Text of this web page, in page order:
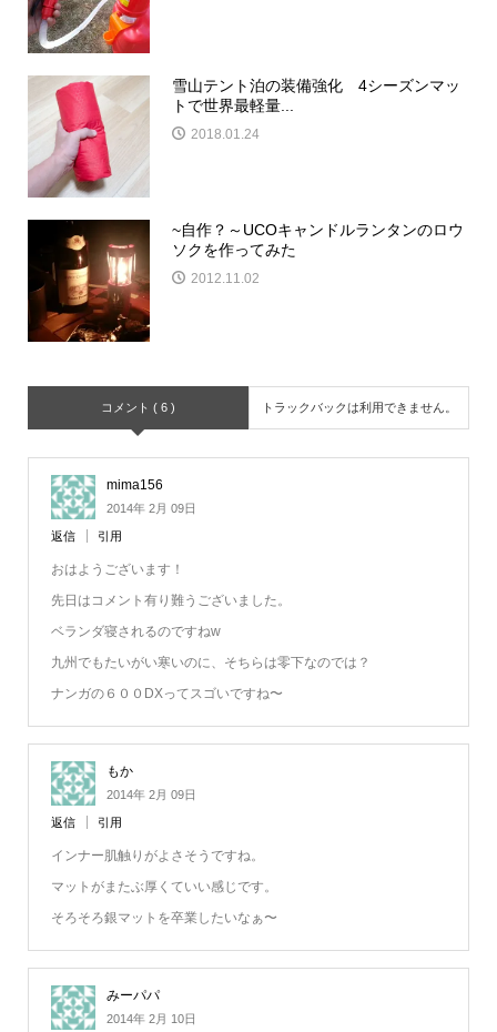
雪山テント泊の装備強化 4シーズンマッ
トで世界最軽量...
2018.01.24
~自作？～UCOキャンドルランタンのロウ
ソクを作ってみた
2012.11.02
コメント ( 6 ) トラックバックは利用できません。
mima156
2014年 2月 09日
返信 引用
おはようございます！
先日はコメント有り難うございました。
ベランダ寝されるのですねw
九州でもたいがい寒いのに、そちらは零下なのでは？
ナンガの６００DXってスゴいですね〜
もか
2014年 2月 09日
返信 引用
インナー肌触りがよさそうですね。
マットがまたぶ厚くていい感じです。
そろそろ銀マットを卒業したいなぁ〜
みーパパ
2014年 2月 10日